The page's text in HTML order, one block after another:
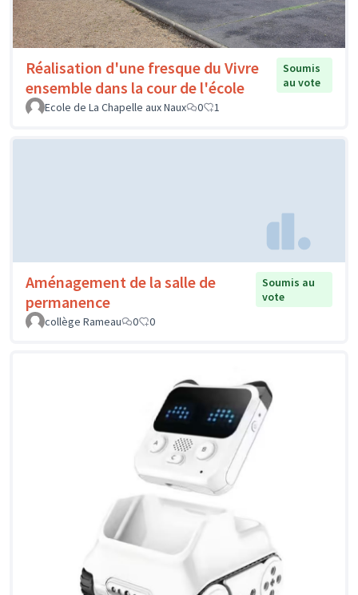
Réalisation d'une fresque du Vivre
ensemble dans la cour de l'école
Soumis
au vote
Ecole de La Chapelle aux Naux
0 1
Aménagement de la salle de
permanence
Soumis au
vote
collège Rameau
0 0